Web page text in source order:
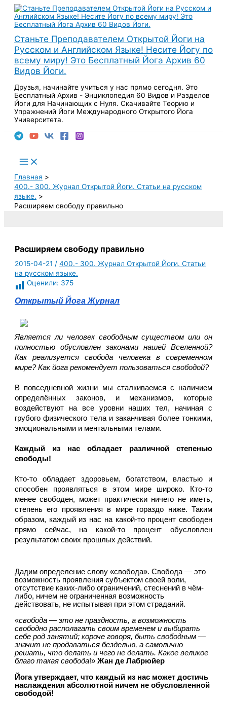
Перейти
содержимому
Станьте Преподавателем Открытой Йоги на
Русском и Английском Языке! Несите Йогу по
всему миру! Это Бесплатный Йога Архив 60
Видов Йоги.
Друзья, начинайте учиться у нас прямо сегодня. Это
Бесплатный Архив - Энциклопедия 60 Видов и Разделов
Йоги для Начинающих с Нуля. Скачивайте Теорию и
Упражнений Йоги Международного Открытого Йога
Университета.
Main
Menu
Главная
400.- 300. Журнал Открытой Йоги. Статьи на русском
языке.
Расширяем свободу правильно
Расширяем свободу правильно
2015-04-21/400.- 300. Журнал Открытой Йоги. Статьи
на русском языке.
Оценили: 375
Открытый Йога Журнал
Является ли человек свободным существом или он
полностью обусловлен законами нашей Вселенной?
Как реализуется свобода человека в современном
мире? Как йога рекомендует пользоваться свободой?
В повседневной жизни мы сталкиваемся с наличием
определённых законов, и механизмов, которые
воздействуют на все уровни наших тел, начиная с
грубого физического тела и заканчивая более тонкими,
эмоциональными и ментальными телами.
Каждый из нас обладает различной степенью
свободы!
Кто-то обладает здоровьем, богатством, властью и
способен проявляться в этом мире широко. Кто-то
менее свободен, может практически ничего не иметь,
степень его проявления в мире гораздо ниже. Таким
образом, каждый из нас на какой-то процент свободен
прямо сейчас, на какой-то процент обусловлен
результатом своих прошлых действий.
Дадим определение слову «свобода». Свобода — это
возможность проявления субъектом своей воли,
отсутствие каких-либо ограничений, стеснений в чём-
либо, ничем не ограниченная возможность
действовать, не испытывая при этом страданий.
«свобода — это не праздность, а возможность
свободно располагать своим временем и выбирать
себе род занятий; короче говоря, быть свободным —
значит не продаваться безделью, а самолично
решать, что делать и чего не делать. Какое великое
благо такая свобода!» Жан де Лабрюйер
Йога утверждает, что каждый из нас может достичь
наслаждения абсолютной ничем не обусловленной
свободой!